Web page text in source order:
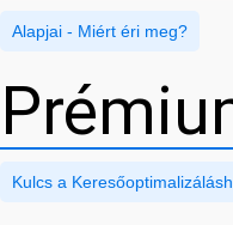
Alapjai - Miért éri meg?
Kulcs a